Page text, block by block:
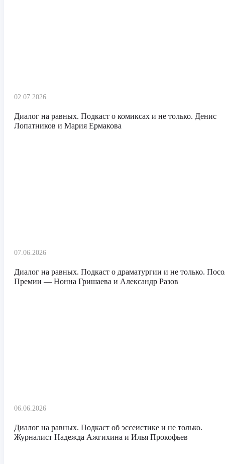
02.07.2026
Диалог на равных. Подкаст о комиксах и не только. Денис
Лопатников и Мария Ермакова
07.06.2026
Диалог на равных. Подкаст о драматургии и не только.
Премии — Нонна Гришаева и Александр Разов
06.06.2026
Диалог на равных. Подкаст об эссеистике и не только.
Журналист Надежда Ажгихина и Илья Прокофьев